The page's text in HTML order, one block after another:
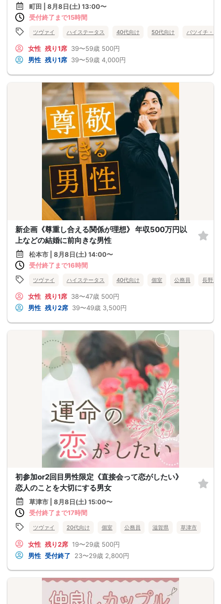
町田 | 8月8日(土) 13:00〜
受付終了まで15時間
ツヴァイ ハイステータス 40代向け 50代向け バツイチ・再
女性 残り1席 39〜59歳 500円
男性 残り1席 39〜59歳 4,000円
新企画《尊重し合える関係が理想》 年収500万円以
上などの結婚に前向きな男性
松本市 | 8月8日(土) 14:00〜
受付終了まで16時間
ツヴァイ ハイステータス 40代向け 個室 公務員 長野県
女性 残り1席 38〜47歳 500円
男性 残り2席 39〜49歳 3,500円
初参加or2回目男性限定《直接会って恋がしたい》
恋人のことを大切にする男女
草津市 | 8月8日(土) 15:00〜
受付終了まで17時間
ツヴァイ 20代向け 個室 公務員 滋賀県 草津市
女性 残り2席 19〜29歳 500円
男性 受付終了 23〜29歳 2,800円